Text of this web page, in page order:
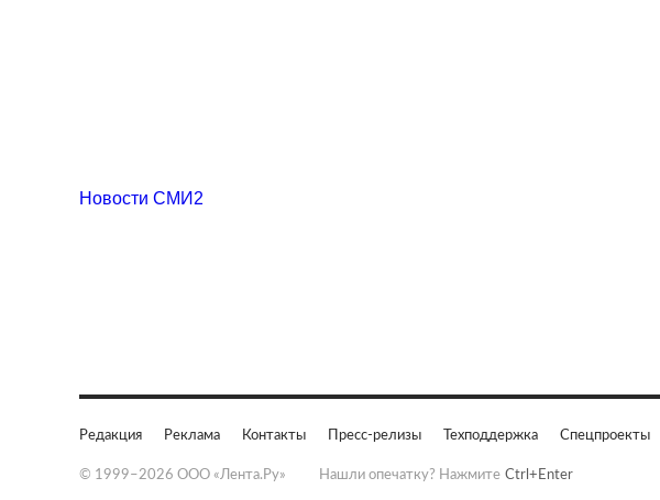
Новости СМИ2
Редакция Реклама Контакты Пресс-релизы Техподдержка Спецпроекты
© 1999–2026 ООО «Лента.Ру» Нашли опечатку? Нажмите Ctrl+Enter